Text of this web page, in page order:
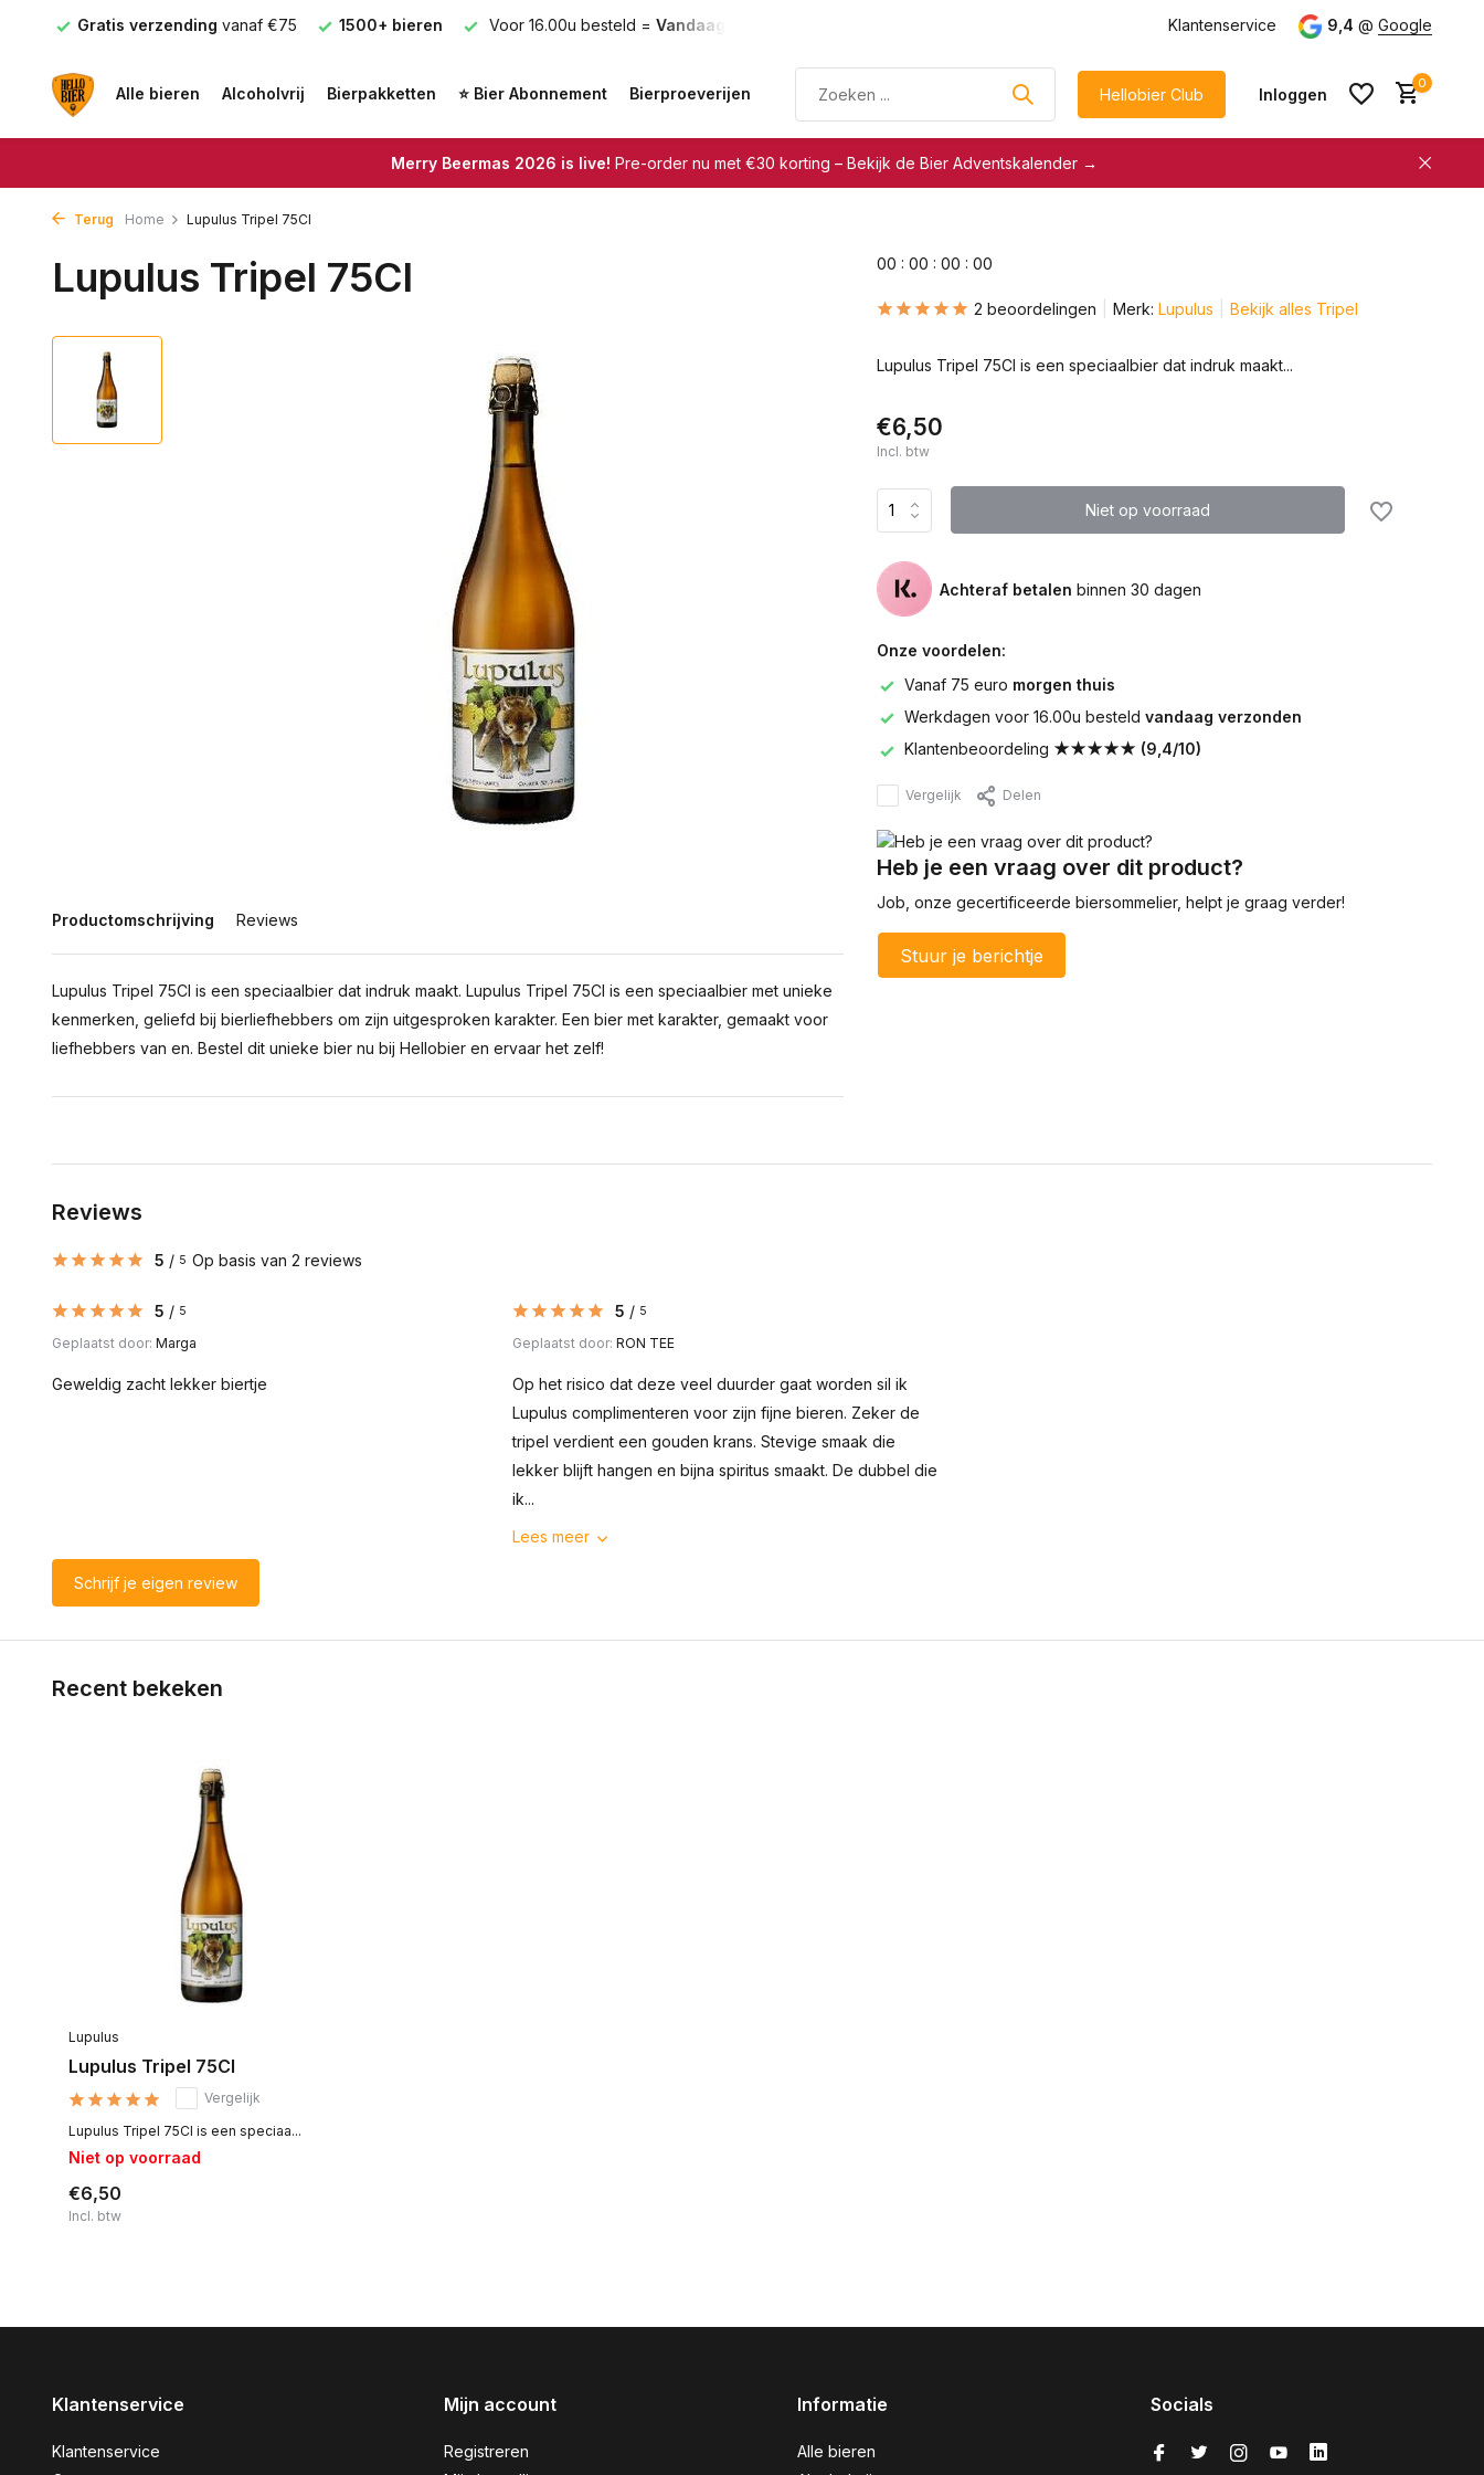
Gratis verzending vanaf €75 1500+ bieren Voor 16.00u besteld = Vandaag verzonden Klantenservice 9,4 @ Google
Alle bieren Alcoholvrij Bierpakketten ⭐ Bier Abonnement Bierproeverijen Hellobier Club Inloggen
Account aanmaken &
spaar automatisch voor
spaar automatisch voor
korting
0
Merry Beermas 2026 is live! Pre-order nu met €30 korting – Bekijk de Bier Adventskalender →
Terug Home Lupulus Tripel 75Cl
Lupulus Tripel 75Cl
Productomschrijving Reviews
Lupulus Tripel 75Cl is een speciaalbier dat indruk maakt. Lupulus Tripel 75Cl is een speciaalbier met unieke
kenmerken, geliefd bij bierliefhebbers om zijn uitgesproken karakter. Een bier met karakter, gemaakt voor
liefhebbers van en. Bestel dit unieke bier nu bij Hellobier en ervaar het zelf!
00 : 00 : 00 : 00
2 beoordelingen Merk: Lupulus Bekijk alles Tripel
Lupulus Tripel 75Cl is een speciaalbier dat indruk maakt...
€6,50
Incl. btw
Niet op voorraad
Achteraf betalen binnen 30 dagen
Onze voordelen:
Vanaf 75 euro morgen thuis
Werkdagen voor 16.00u besteld vandaag verzonden
Klantenbeoordeling ★★★★★ (9,4/10)
Vergelijk Delen
Heb je een vraag over dit product?
Job, onze gecertificeerde biersommelier, helpt je graag verder!
Stuur je berichtje
Reviews
5 / 5 Op basis van 2 reviews
5 / 5
Geplaatst door: Marga
Geweldig zacht lekker biertje
5 / 5
Geplaatst door: RON TEE
Op het risico dat deze veel duurder gaat worden sil ik
Lupulus complimenteren voor zijn fijne bieren. Zeker de
tripel verdient een gouden krans. Stevige smaak die
lekker blijft hangen en bijna spiritus smaakt. De dubbel die
ik...
Lees meer
Schrijf je eigen review
Recent bekeken
Lupulus
Lupulus Tripel 75Cl
Vergelijk
Lupulus Tripel 75Cl is een speciaa...
Niet op voorraad
€6,50
Incl. btw
Klantenservice
Klantenservice
Mijn account
Registreren
Informatie
Alle bieren
Socials